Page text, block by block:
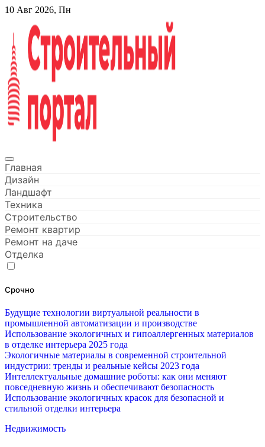
Перейти
содержанию
10 Авг 2026, Пн
Строительный портал
Главная
Дизайн
Ландшафт
Техника
Строительство
Ремонт квартир
Ремонт на даче
Отделка
Срочно
Будущие технологии виртуальной реальности в
промышленной автоматизации и производстве
Использование экологичных и гипоаллергенных материалов
в отделке интерьера 2025 года
Экологичные материалы в современной строительной
индустрии: тренды и реальные кейсы 2023 года
Интеллектуальные домашние роботы: как они меняют
повседневную жизнь и обеспечивают безопасность
Использование экологичных красок для безопасной и
стильной отделки интерьера
Недвижимость